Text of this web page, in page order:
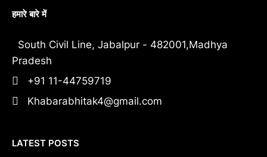
हमारे बारे में
South Civil Line, Jabalpur - 482001,Madhya
Pradesh
+91 11-44759719
Khabarabhitak4@gmail.com
LATEST POSTS